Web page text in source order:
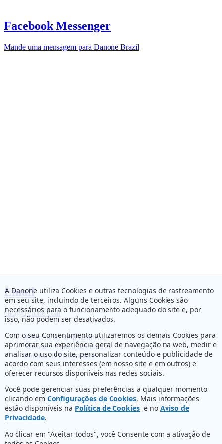
Facebook Messenger
Mande uma mensagem para Danone Brazil
Email
dac@danone.com
Referências bibliográficas
Termos e Condições de uso
Política de Privacidade
A Danone utiliza Cookies e outras tecnologias de rastreamento
em seu site, incluindo de terceiros. Alguns Cookies são
necessários para o funcionamento adequado do site e, por
isso, não podem ser desativados.
Com o seu Consentimento utilizaremos os demais Cookies para
aprimorar sua experiência geral de navegação na web, medir e
analisar o uso do site, personalizar conteúdo e publicidade de
acordo com seus interesses (em nosso site e em outros) e
oferecer recursos disponíveis nas redes sociais.
Você pode gerenciar suas preferências a qualquer momento
clicando em Configurações de Cookies. Mais informações
estão disponíveis na Política de Cookies e no Aviso de
Privacidade.
Ao clicar em "Aceitar todos", você Consente com a ativação de